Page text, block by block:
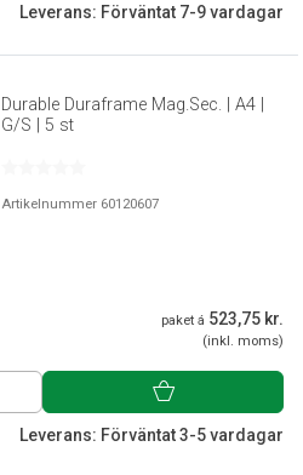
Leverans: Förväntat 7-9 vardagar
Durable Duraframe Mag.Sec. | A4 |
G/S | 5 st
Artikelnummer 60120607
paket á 523,75 kr.
(inkl. moms)
Leverans: Förväntat 3-5 vardagar